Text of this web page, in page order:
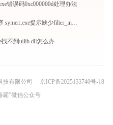
错误码0xc000000d处理办法
诺顿防病毒软件错误报告程序 symerr.exe提示缺少filter_installer_biz.dll文件的解决办法
不到uilib.dll怎么办
技有限公司
京ICP备2025133740号-18
霸”微信公众号